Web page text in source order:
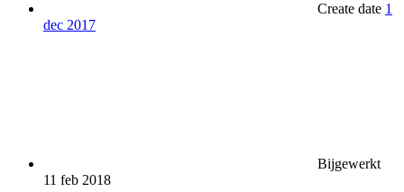
Create date 1
dec 2017
Bijgewerkt
11 feb 2018